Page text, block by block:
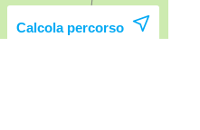
Calcola percorso